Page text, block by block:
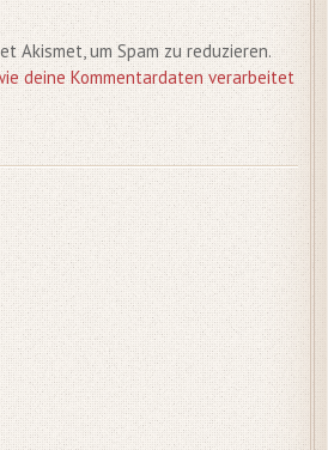
Akismet, um Spam zu reduzieren.
deine Kommentardaten verarbeitet